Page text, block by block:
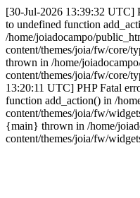
[30-Jul-2026 13:39:32 UTC]
to undefined function
/home/joiadocampo/
content/themes/joia/fw/core/
thrown in /home/
content/themes/joia/fw/core/
13:20:11 UTC] PHP Fatal
function add_action() in /
content/themes/joia/fw/
{main} thrown in /home/
content/themes/joia/fw/